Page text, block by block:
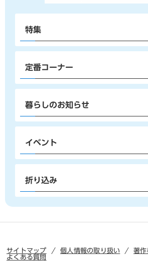
特集
定番コーナー
暮らしのお知らせ
イベント
折り込み
サイトマップ 個人情報の取り扱い
著作
よくある質問